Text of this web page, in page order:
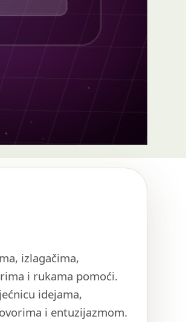
izlagačima,
i rukama pomoći.
idejama,
i entuzijazmom.